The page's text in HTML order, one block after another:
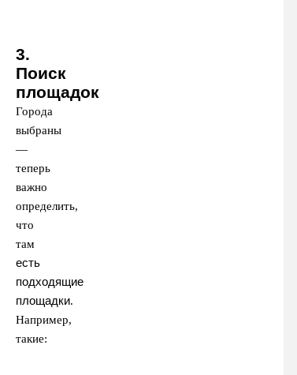
3.
Поиск
площадок
Города
выбраны
—
теперь
важно
определить,
что
там
есть
подходящие
площадки.
Например,
такие: